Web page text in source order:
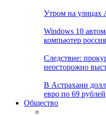
Утром на улицах
Windows 10
компьютер
Следствие:
неосторожно
В Астрахани
евро по 69 рублей
Общество